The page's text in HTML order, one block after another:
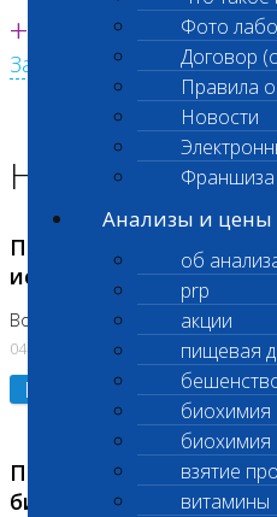
+7 495 260 0 260
Заказать звонок с сайта
Фото
Договор
Правила
Новости
Анализы и цены
об
prp
акции
пищевая
биохимия
биохимия
взятие
витамины
Главная страница
Новости
Приостановка срочных
исследований
Во Владыкино
04.08.2026
Подробнее
Приостановлено
биохимических